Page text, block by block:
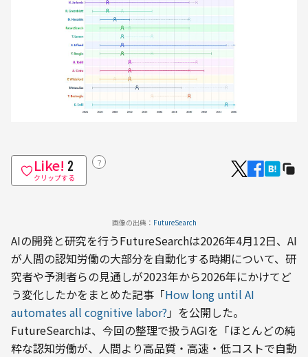
Like! 2
クリップする
？
画像の出典： FutureSearch
AIの開発と研究を行うFutureSearchは2026年4月12日、AI
が人間の認知労働の大部分を自動化する時期について、研
究者や予測者らの見通しが2023年から2026年にかけてど
う変化したかをまとめた記事「How long until AI
automates all cognitive labor?」を公開した。
FutureSearchは、今回の整理で扱うAGIを「ほとんどの純
粋な認知労働が、人間より高品質・高速・低コストで自動